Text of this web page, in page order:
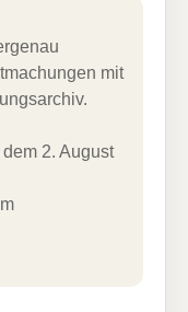
mit
2. August